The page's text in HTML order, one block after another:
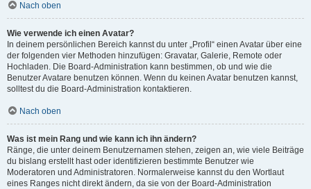
Nach oben
Wie verwende ich einen Avatar?
In deinem persönlichen Bereich kannst du unter „Profil“ einen Avatar über eine
der folgenden vier Methoden hinzufügen: Gravatar, Galerie, Remote oder
Hochladen. Die Board-Administration kann bestimmen, ob und wie die
Benutzer Avatare benutzen können. Wenn du keinen Avatar benutzen kannst,
solltest du die Board-Administration kontaktieren.
Nach oben
Was ist mein Rang und wie kann ich ihn ändern?
Ränge, die unter deinem Benutzernamen stehen, zeigen an, wie viele Beiträge
du bislang erstellt hast oder identifizieren bestimmte Benutzer wie
Moderatoren und Administratoren. Normalerweise kannst du den Wortlaut
eines Ranges nicht direkt ändern, da sie von der Board-Administration